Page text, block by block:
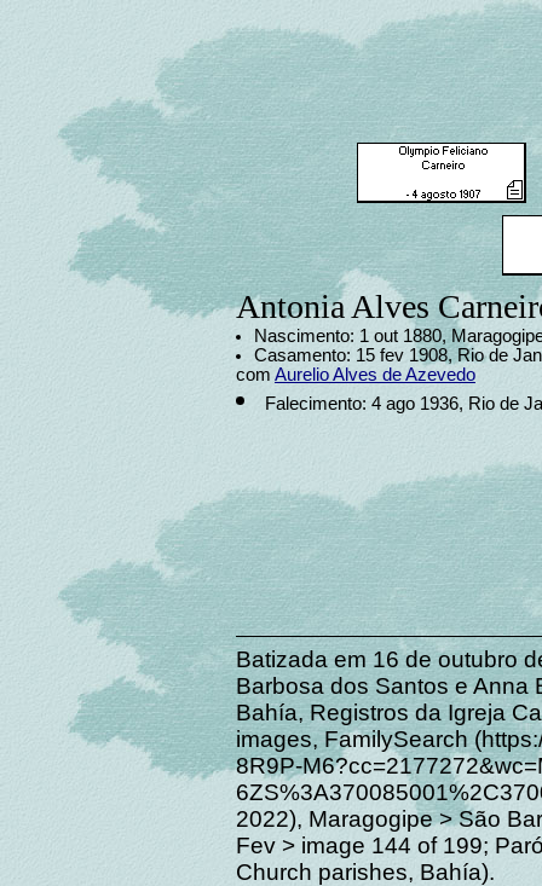
Antonia Alves
Nascimento: 1 out 1880,
Casamento: 15 fev 1908, Rio de
com Aurelio Alves de Azevedo
Falecimento: 4 ago 1936, Rio de
Batizada em 16 de outubro
Barbosa dos Santos e Anna
Bahía, Registros da Igreja
images, FamilySearch
8R9P-
2022), Maragogipe > São
Fev > image 144 of 199;
Church parishes, Bahía).